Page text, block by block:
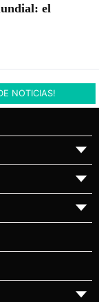
el
NOTICIAS!
▼
▼
▼
▼